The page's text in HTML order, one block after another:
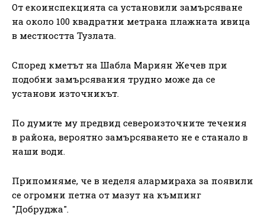
От екоинспекцията са установили замърсяване
на около 100 квадратни метрана плажната ивица
в местността Тузлата.
Според кметът на Шабла Мариян Жечев при
подобни замърсявания трудно може да се
установи източникът.
По думите му предвид североизточните течения
в района, вероятно замърсяването не е станало в
наши води.
Припомняме, че в неделя алармираха за появили
се огромни петна от мазут на къмпинг
"Добруджа".